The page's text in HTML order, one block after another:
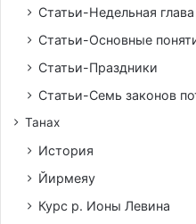
Статьи-Недельная
Статьи-Основные
Статьи-Праздники
Статьи-Семь законов
Танах
История
Йирмeяу
Курс р. Ионы Левина